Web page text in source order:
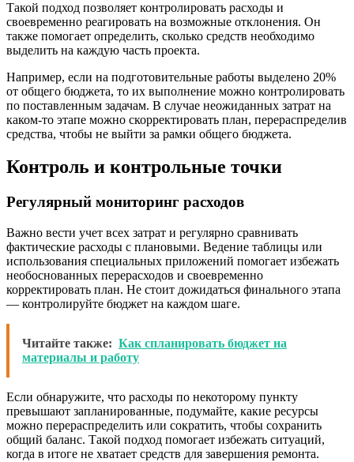
Такой подход позволяет контролировать расходы и
своевременно реагировать на возможные отклонения. Он
также помогает определить, сколько средств необходимо
выделить на каждую часть проекта.
Например, если на подготовительные работы выделено 20%
от общего бюджета, то их выполнение можно контролировать
по поставленным задачам. В случае неожиданных затрат на
каком-то этапе можно скорректировать план, перераспределив
средства, чтобы не выйти за рамки общего бюджета.
Контроль и контрольные точки
Регулярный мониторинг расходов
Важно вести учет всех затрат и регулярно сравнивать
фактические расходы с плановыми. Ведение таблицы или
использования специальных приложений помогает избежать
необоснованных перерасходов и своевременно
корректировать план. Не стоит дожидаться финального этапа
— контролируйте бюджет на каждом шаге.
Читайте также: Как спланировать бюджет на
материалы и работу
Если обнаружите, что расходы по некоторому пункту
превышают запланированные, подумайте, какие ресурсы
можно перераспределить или сократить, чтобы сохранить
общий баланс. Такой подход помогает избежать ситуаций,
когда в итоге не хватает средств для завершения ремонта.